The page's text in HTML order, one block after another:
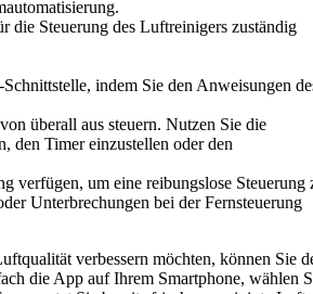
die Steuerung des Luftreinigers zuständig
indem Sie den Anweisungen
überall aus steuern. Nutzen Sie die
den Timer einzustellen oder den
verfügen, um eine reibungslose Steuerung
Unterbrechungen bei der Fernsteuerung
verbessern möchten, können Sie
die App auf Ihrem Smartphone, wählen